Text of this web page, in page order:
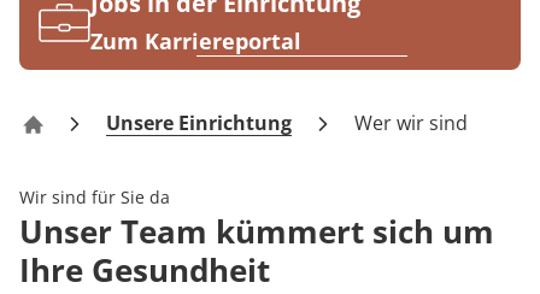
KarriereZum Karriereportal
Wohn- und Pflegeheim Pfalzstift Bad Dürkheim
Unsere Einrichtung Wer wir sind
Wir sind für Sie da
Unser Team kümmert sich um
Ihre Gesundheit